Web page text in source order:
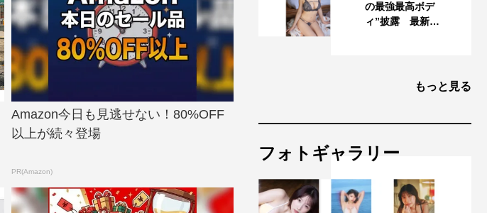
Amazon今日も見逃せない！80%OFF
以上が続々登場
PR(Amazon)
の最強最高ボデ
ィ”披露 最新…
もっと見る
フォトギャラリー